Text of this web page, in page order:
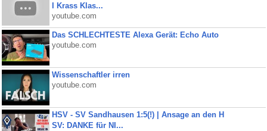
I Krass Klas...
youtube.com
Das SCHLECHTESTE Alexa Gerät: Echo Auto
youtube.com
Wissenschaftler irren
youtube.com
HSV - SV Sandhausen 1:5(!) | Ansage an den H
SV: DANKE für NI...